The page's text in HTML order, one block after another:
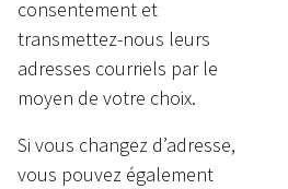
consentement et
transmettez-nous leurs
adresses courriels par le
moyen de votre choix.
Si vous changez d’adresse,
vous pouvez également